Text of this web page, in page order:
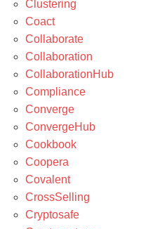
Clustering
Coact
Collaborate
Collaboration
CollaborationHub
Compliance
Converge
ConvergeHub
Cookbook
Coopera
Covalent
CrossSelling
Cryptosafe